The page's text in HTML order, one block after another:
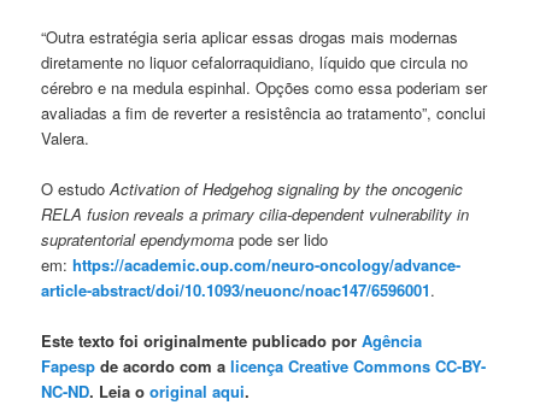
“Outra estratégia seria aplicar essas drogas mais modernas
diretamente no liquor cefalorraquidiano, líquido que circula no
cérebro e na medula espinhal. Opções como essa poderiam ser
avaliadas a fim de reverter a resistência ao tratamento”, conclui
Valera.
O estudoActivation of Hedgehog signaling by the oncogenic
RELA fusion reveals a primary cilia-dependent vulnerability in
supratentorial ependymoma pode ser lido
em:https://academic.oup.com/neuro-oncology/advance-
article-abstract/doi/10.1093/neuonc/noac147/6596001.
Este texto foi originalmente publicado porAgência
Fapesp de acordo com alicença Creative Commons CC-BY-
NC-ND. Leia ooriginal aqui.